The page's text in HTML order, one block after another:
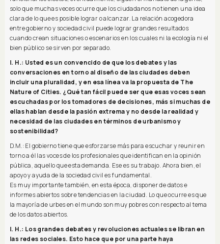
solo que muchas veces ocurre que los ciudadanos no tienen una idea
clara de lo que es posible lograr o alcanzar. La relación acogedora
entre gobierno y sociedad civil puede lograr grandes resultados
cuando crean situaciones o escenarios en los cuales ni la ecología ni el
bien público se sirven por separado.
I. H.: Usted es un convencido de que los debates y las
conversaciones en torno al diseño de las ciudades deben
incluir una pluralidad, y en esa línea va la propuesta de The
Nature of Cities. ¿Qué tan fácil puede ser que esas voces sean
escuchadas por los tomadores de decisiones, más si muchas de
ellas hablan desde la pasión extrema y no desde la realidad y
necesidad de las ciudades en términos de urbanismo y
sostenibilidad?
D.M.: El gobierno tiene que esforzarse más para escuchar y reunir en
torno a él las voces de los profesionales que identifican en la opinión
pública, aquello que esta demanda. Ese es su trabajo. Ahora bien, el
apoyo y ayuda de la sociedad civil es fundamental.
Es muy importante también, en esta época, disponer de datos e
informes abiertos sobre tendencias en la ciudad. Lo que ocurre es que
la mayoría de urbes en el mundo son muy pobres con respecto al tema
de los datos abiertos.
I. H.: Los grandes debates y revoluciones actuales se libran en
las redes sociales. Esto hace que por una parte haya